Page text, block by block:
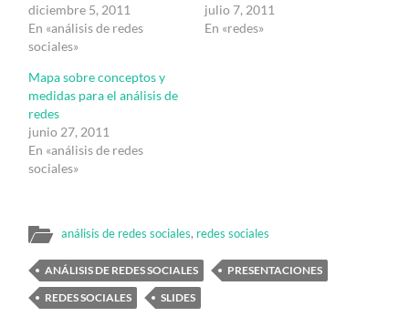
diciembre 5, 2011
En «análisis de redes
sociales»
julio 7, 2011
En «redes»
Mapa sobre conceptos y
medidas para el análisis de
redes
junio 27, 2011
En «análisis de redes
sociales»
análisis de redes sociales, redes sociales
ANÁLISIS DE REDES SOCIALES
PRESENTACIONES
REDES SOCIALES
SLIDES